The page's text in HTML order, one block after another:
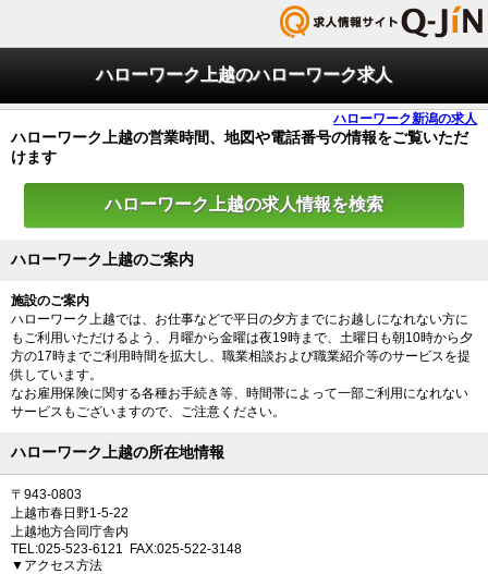
ハローワーク上越のハローワーク求人
ハローワーク新潟の求人
ハローワーク上越の営業時間、地図や電話番号の情報をご覧いただ
けます
ハローワーク上越の求人情報を検索
ハローワーク上越のご案内
施設のご案内
ハローワーク上越では、お仕事などで平日の夕方までにお越しになれない方に
もご利用いただけるよう、月曜から金曜は夜19時まで、土曜日も朝10時から夕
方の17時までご利用時間を拡大し、職業相談および職業紹介等のサービスを提
供しています。
なお雇用保険に関する各種お手続き等、時間帯によって一部ご利用になれない
サービスもございますので、ご注意ください。
ハローワーク上越の所在地情報
〒943-0803
上越市春日野1-5-22
上越地方合同庁舎内
TEL:025-523-6121 FAX:025-522-3148
▼アクセス方法